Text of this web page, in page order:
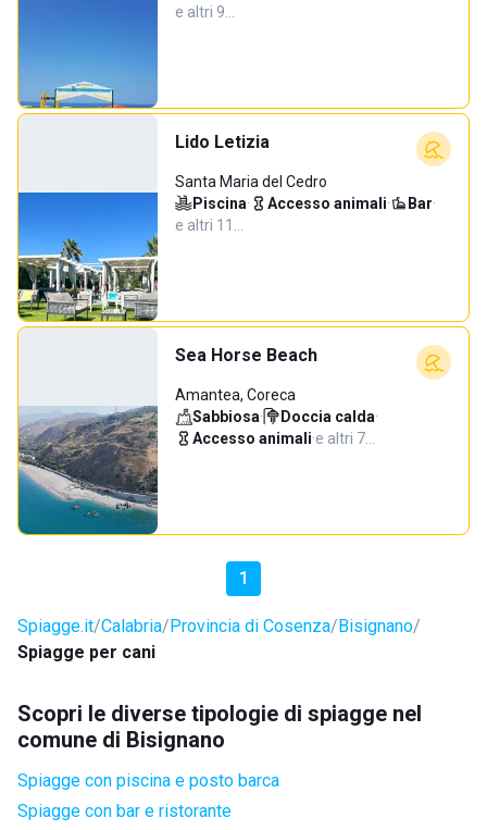
e altri 9…
Lido Letizia
Santa Maria del Cedro
Piscina· Accesso animali· Bar·
e altri 11…
Sea Horse Beach
Amantea, Coreca
Sabbiosa· Doccia calda·
Accesso animali·e altri 7…
1
Spiagge.it Calabria Provincia di Cosenza Bisignano
Spiagge per cani
Scopri le diverse tipologie di spiagge nel
comune di Bisignano
Spiagge con piscina e posto barca
Spiagge con bar e ristorante